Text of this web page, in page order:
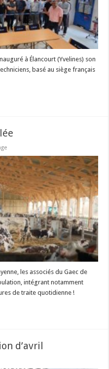
à Élancourt (Yvelines) son
basé au siège français
les associés du Gaec de
intégrant notamment
de traite quotidienne !
d’avril